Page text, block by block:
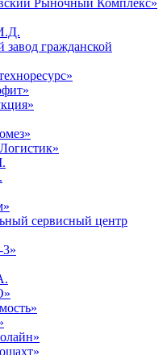
Рыночный Комплекс»
гражданской
сервисный центр